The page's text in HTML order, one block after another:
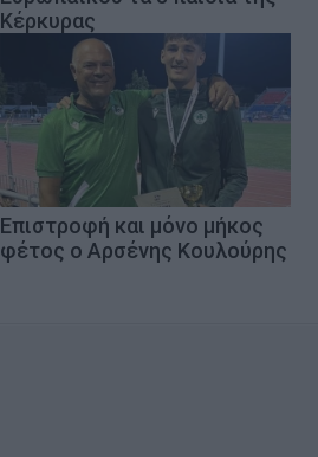
Κέρκυρας
Επιστροφή και μόνο μήκος
φέτος ο Αρσένης Κουλούρης